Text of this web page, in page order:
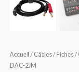
Accueil / Câbles / Fiches/
DAC-2JM